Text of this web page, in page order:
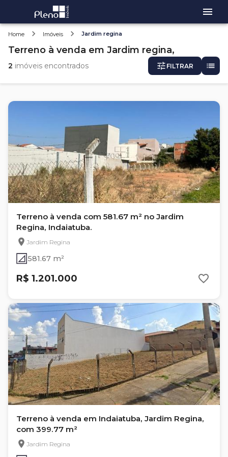
Home Imóveis Jardim regina
Terreno à venda em Jardim regina,
2 imóveis encontrados FILTRAR
Terreno à venda com 581.67 m² no Jardim
Regina, Indaiatuba.
Jardim Regina
581.67 m²
R$ 1.201.000
Terreno à venda em Indaiatuba, Jardim Regina,
com 399.77 m²
Jardim Regina